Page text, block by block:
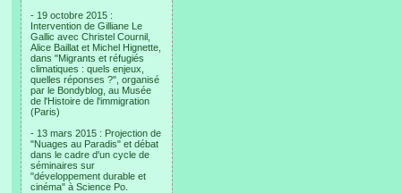
- 19 octobre 2015 :
Intervention de Gilliane Le
Gallic avec Christel Cournil,
Alice Baillat et Michel Hignette,
dans "Migrants et réfugiés
climatiques : quels enjeux,
quelles réponses ?", organisé
par le Bondyblog, au Musée
de l'Histoire de l'immigration
(Paris)
- 13 mars 2015 : Projection de
"Nuages au Paradis" et débat
dans le cadre d'un cycle de
séminaires sur
"développement durable et
cinéma" à Science Po.